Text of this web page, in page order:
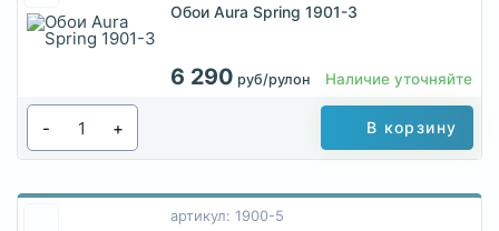
Обои Aura Spring 1901-3
6 290 руб/рулон Наличие уточняйте
- + В корзину
артикул: 1900-5